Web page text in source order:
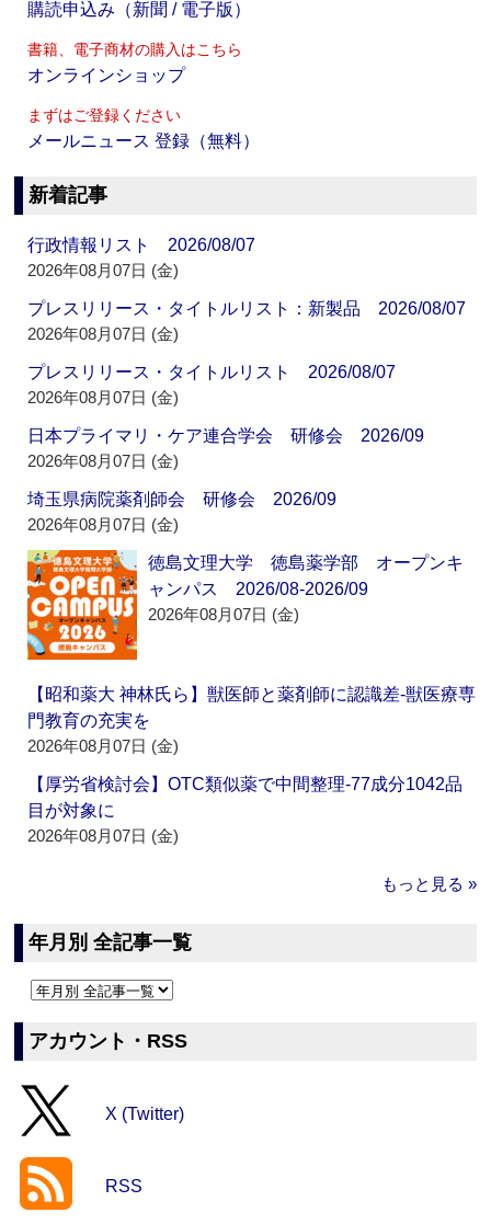
購読申込み（新聞 / 電子版）
書籍、電子商材の購入はこちら
オンラインショップ
まずはご登録ください
メールニュース 登録（無料）
新着記事
行政情報リスト 2026/08/07
2026年08月07日 (金)
プレスリリース・タイトルリスト：新製品 2026/08/07
2026年08月07日 (金)
プレスリリース・タイトルリスト 2026/08/07
2026年08月07日 (金)
日本プライマリ・ケア連合学会 研修会 2026/09
2026年08月07日 (金)
埼玉県病院薬剤師会 研修会 2026/09
2026年08月07日 (金)
徳島文理大学 徳島薬学部 オープンキ
ャンパス 2026/08-2026/09
2026年08月07日 (金)
【昭和薬大 神林氏ら】獣医師と薬剤師に認識差‐獣医療専
門教育の充実を
2026年08月07日 (金)
【厚労省検討会】OTC類似薬で中間整理‐77成分1042品
目が対象に
2026年08月07日 (金)
もっと見る »
年月別 全記事一覧
アカウント・RSS
X (Twitter)
RSS